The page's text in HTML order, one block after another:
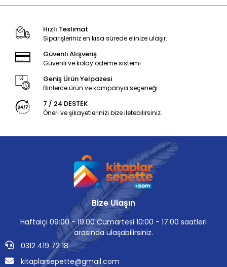
Hızlı Teslimat
Siparişleriniz en kısa sürede elinize ulaşır.
Güvenli Alışveriş
Güvenli ve kolay ödeme sistemi
Geniş Ürün Yelpazesi
Binlerce ürün ve kampanya seçeneği
7 / 24 DESTEK
Öneri ve şikayetlerinizi bize iletebilirsiniz.
Bize Ulaşın
Haftaiçi 09:00 - 19:00 Cumartesi 10:00 - 17:00 saatleri
arasında ulaşabilirsiniz.
0312 419 72 18
kitaplarsepette@gmail.com